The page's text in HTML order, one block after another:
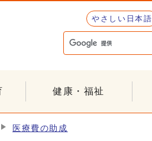
やさしい日本語
健康・福祉
医療費の助成